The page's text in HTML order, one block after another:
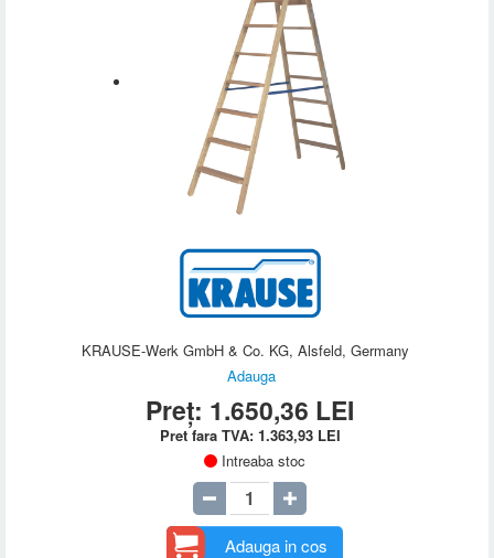
KRAUSE-Werk GmbH & Co. KG, Alsfeld, Germany
Adauga
Preț: 1.650,36 LEI
Pret fara TVA: 1.363,93 LEI
Intreaba stoc
Adauga in cos